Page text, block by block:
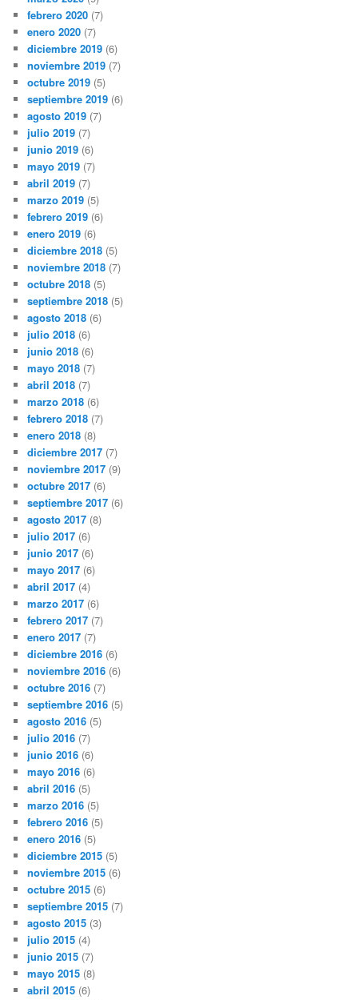
febrero 2020 (7)
enero 2020 (7)
diciembre 2019 (6)
noviembre 2019 (7)
octubre 2019 (5)
septiembre 2019 (6)
agosto 2019 (7)
julio 2019 (7)
junio 2019 (6)
mayo 2019 (7)
abril 2019 (7)
marzo 2019 (5)
febrero 2019 (6)
enero 2019 (6)
diciembre 2018 (5)
noviembre 2018 (7)
octubre 2018 (5)
septiembre 2018 (5)
agosto 2018 (6)
julio 2018 (6)
junio 2018 (6)
mayo 2018 (7)
abril 2018 (7)
marzo 2018 (6)
febrero 2018 (7)
enero 2018 (8)
diciembre 2017 (7)
noviembre 2017 (9)
octubre 2017 (6)
septiembre 2017 (6)
agosto 2017 (8)
julio 2017 (6)
junio 2017 (6)
mayo 2017 (6)
abril 2017 (4)
marzo 2017 (6)
febrero 2017 (7)
enero 2017 (7)
diciembre 2016 (6)
noviembre 2016 (6)
octubre 2016 (7)
septiembre 2016 (5)
agosto 2016 (5)
julio 2016 (7)
junio 2016 (6)
mayo 2016 (6)
abril 2016 (5)
marzo 2016 (5)
febrero 2016 (5)
enero 2016 (5)
diciembre 2015 (5)
noviembre 2015 (6)
octubre 2015 (6)
septiembre 2015 (7)
agosto 2015 (3)
julio 2015 (4)
junio 2015 (7)
mayo 2015 (8)
abril 2015 (6)